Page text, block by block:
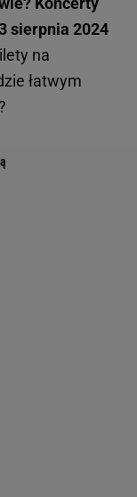
sierpnia 2024
na
łatwym